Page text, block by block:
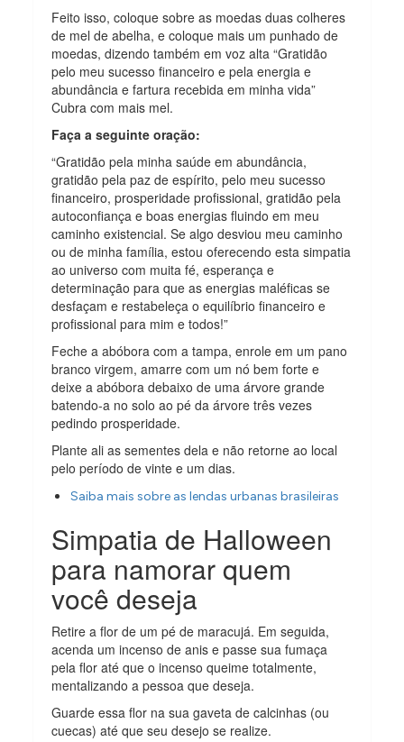
Feito isso, coloque sobre as moedas duas colheres
de mel de abelha, e coloque mais um punhado de
moedas, dizendo também em voz alta “Gratidão
pelo meu sucesso financeiro e pela energia e
abundância e fartura recebida em minha vida”
Cubra com mais mel.
Faça a seguinte oração:
“Gratidão pela minha saúde em abundância,
gratidão pela paz de espírito, pelo meu sucesso
financeiro, prosperidade profissional, gratidão pela
autoconfiança e boas energias fluindo em meu
caminho existencial. Se algo desviou meu caminho
ou de minha família, estou oferecendo esta simpatia
ao universo com muita fé, esperança e
determinação para que as energias maléficas se
desfaçam e restabeleça o equilíbrio financeiro e
profissional para mim e todos!”
Feche a abóbora com a tampa, enrole em um pano
branco virgem, amarre com um nó bem forte e
deixe a abóbora debaixo de uma árvore grande
batendo-a no solo ao pé da árvore três vezes
pedindo prosperidade.
Plante ali as sementes dela e não retorne ao local
pelo período de vinte e um dias.
Saiba mais sobre as lendas urbanas brasileiras
Simpatia de Halloween
para namorar quem
você deseja
Retire a flor de um pé de maracujá. Em seguida,
acenda um incenso de anis e passe sua fumaça
pela flor até que o incenso queime totalmente,
mentalizando a pessoa que deseja.
Guarde essa flor na sua gaveta de calcinhas (ou
cuecas) até que seu desejo se realize.